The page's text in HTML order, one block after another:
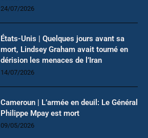
24/07/2026
États-Unis | Quelques jours avant sa
mort, Lindsey Graham avait tourné en
dérision les menaces de l’Iran
14/07/2026
Cameroun | L’armée en deuil: Le Général
Philippe Mpay est mort
09/05/2026